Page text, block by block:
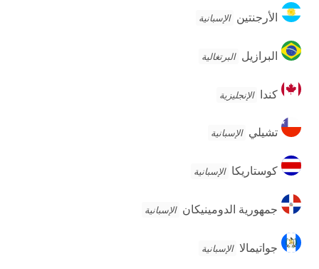
الأرجنتين
الأرجنتين الإسبانية
البرازيل
البرازيل البرتغالية
كنداكندا الإنجليزية
تشيلي
تشيلي الإسبانية
كوستاريكا
كوستاريكا الإسبانية
جمهورية
الدومينيكان
جمهورية الدومينيكان الإسبانية
جواتيمالا
جواتيمالا الإسبانية